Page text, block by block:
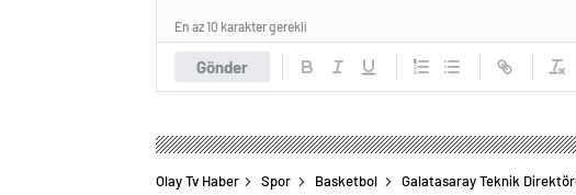
Gönder
En az 10 karakter gerekli
Olay Tv Haber Spor Basketbol Galatasaray Teknik